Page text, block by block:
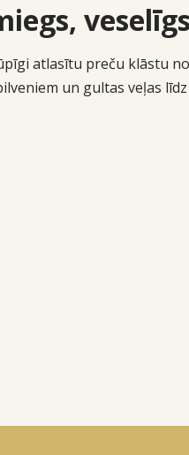
atlasītu preču klāstu
un gultas veļas